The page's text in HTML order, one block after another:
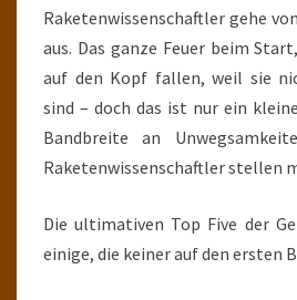
Raketenwissenschaftler gehe
aus. Das ganze Feuer beim
auf den Kopf fallen, weil sie
sind – doch das ist nur ein
Bandbreite an
Raketenwissenschaftler stellen
Die ultimativen Top Five der
einige, die keiner auf den ersten